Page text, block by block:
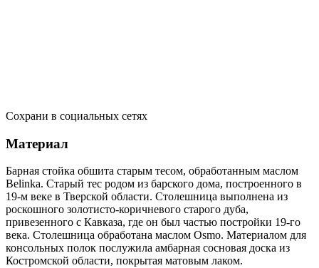
Сохрани в социальных сетях
Материал
Барная стойка обшита старым тесом, обработанным маслом
Belinka. Старый тес родом из барского дома, построенного в
19-м веке в Тверской области. Столешница выполнена из
роскошного золотисто-коричневого старого дуба,
привезенного с Кавказа, где он был частью постройки 19-го
века. Столешница обработана маслом Osmo. Материалом для
консольных полок послужила амбарная сосновая доска из
Костромской области, покрытая матовым лаком.